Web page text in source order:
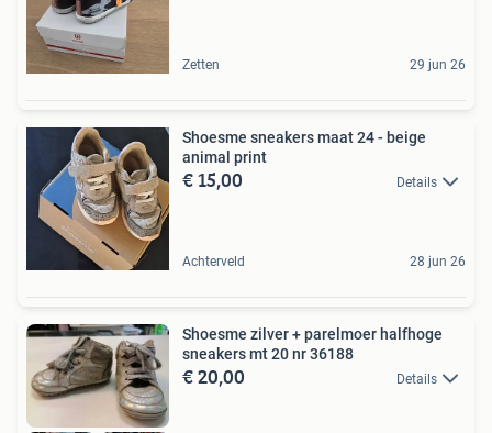
Zetten 29 jun 26
Shoesme sneakers maat 24 - beige
animal print
€ 15,00 Details
Achterveld 28 jun 26
Shoesme zilver + parelmoer halfhoge
sneakers mt 20 nr 36188
€ 20,00 Details